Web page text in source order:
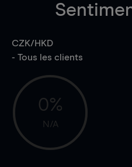
CZK/HKD
- Tous les clients
0%
N/A